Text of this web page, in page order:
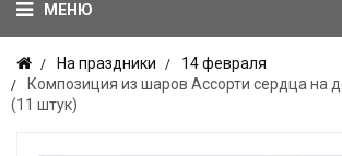
МЕНЮ
На праздники
14 февраля
Композиция из шаров Ассорти сердца на
(11 штук)